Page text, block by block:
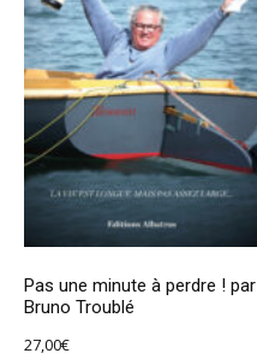
Pas une minute à perdre ! par
Bruno Troublé
27,00€